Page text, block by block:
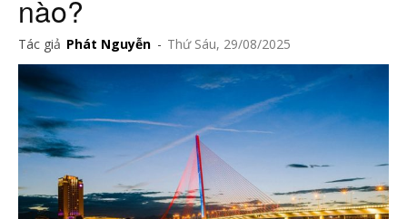
Search
Search
Phiên bản cập nhật V3
nào?
Tác giả Phát Nguyễn - Thứ Sáu, 29/08/2025